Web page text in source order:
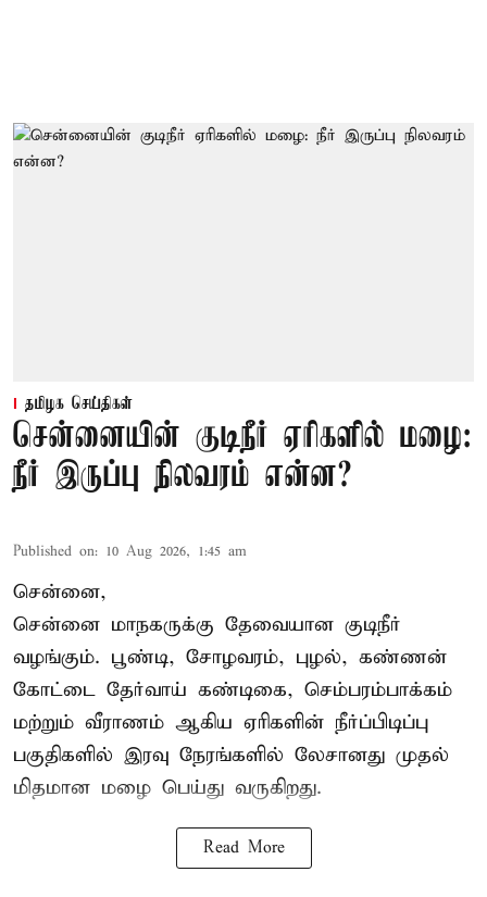
தமிழக செய்திகள்
சென்னையின் குடிநீர் ஏரிகளில் மழை:
நீர் இருப்பு நிலவரம் என்ன?
Published on: 10 Aug 2026, 1:45 am
சென்னை,
சென்னை மாநகருக்கு தேவையான குடிநீர்
வழங்கும். பூண்டி, சோழவரம், புழல், கண்ணன்
கோட்டை தேர்வாய் கண்டிகை, செம்பரம்பாக்கம்
மற்றும் வீராணம் ஆகிய ஏரிகளின் நீர்ப்பிடிப்பு
பகுதிகளில் இரவு நேரங்களில் லேசானது முதல்
மிதமான மழை பெய்து வருகிறது.
Read More